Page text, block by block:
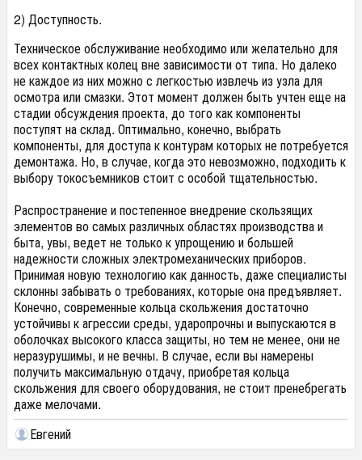
2) Доступность.
Техническое обслуживание необходимо или желательно для
всех контактных колец вне зависимости от типа. Но далеко
не каждое из них можно с легкостью извлечь из узла для
осмотра или смазки. Этот момент должен быть учтен еще на
стадии обсуждения проекта, до того как компоненты
поступят на склад. Оптимально, конечно, выбрать
компоненты, для доступа к контурам которых не потребуется
демонтажа. Но, в случае, когда это невозможно, подходить к
выбору токосъемников стоит с особой тщательностью.
Распространение и постепенное внедрение скользящих
элементов во самых различных областях производства и
быта, увы, ведет не только к упрощению и большей
надежности сложных электромеханических приборов.
Принимая новую технологию как данность, даже специалисты
склонны забывать о требованиях, которые она предъявляет.
Конечно, современные кольца скольжения достаточно
устойчивы к агрессии среды, ударопрочны и выпускаются в
оболочках высокого класса защиты, но тем не менее, они не
неразурушимы, и не вечны. В случае, если вы намерены
получить максимальную отдачу, приобретая кольца
скольжения для своего оборудования, не стоит пренебрегать
даже мелочами.
Евгений